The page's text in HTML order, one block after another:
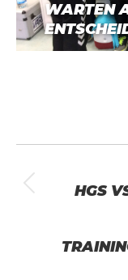
WARTEN
HGS